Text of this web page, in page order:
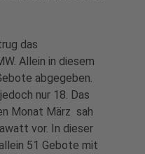
das
Allein in diesem
abgegeben.
nur 18. Das
Monat März sah
vor. In dieser
51 Gebote mit